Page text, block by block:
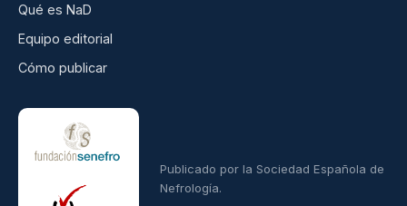
Qué es NaD
Equipo editorial
Cómo publicar
Publicado por la Sociedad Española de
Nefrología.